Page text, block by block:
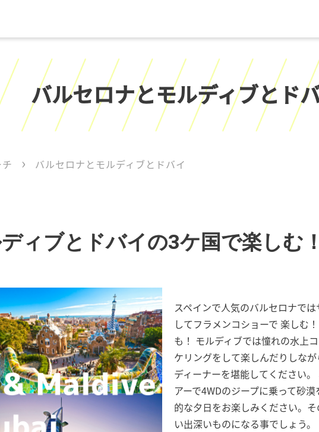
バルセロナとモルディブとド
バルセロナとモルディブとドバイ
ィブとドバイの3ケ国で楽しむ
スペインで人気のバルセロナで
してフラメンコショーで 楽しむ
も！ モルディブでは憧れの水上
ケリングをして楽しんだりしな
ディーナーを堪能してください
アーで4WDのジープに乗って砂
的な夕日をお楽しみください。
い出深いものになる事でしょう。